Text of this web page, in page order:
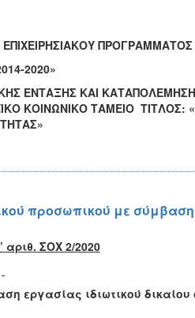
ΕΠΙΧΕΙΡΗΣΙΑΚΟΥ ΠΡΟΓΡΑΜΜΑΤΟΣ
2020»
ΕΝΤΑΞΗΣ ΚΑΙ
ΚΟΙΝΩΝΙΚΟ ΤΑΜΕΙΟ ΤΙΤΛΟΣ:
προσωπικού με
ΣΟΧ 2/2020
εργασίας ιδιωτικού